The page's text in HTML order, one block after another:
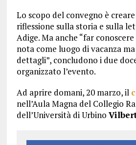
Lo scopo del convegno è
riflessione sulla storia e sulla
Adige. Ma anche “far
nota come luogo di vacanza
dettagli”, concludono i due
organizzato l’evento.
Ad aprire domani, 20 marzo, il
nell’Aula Magna del Collegio
dell’Università di Urbino